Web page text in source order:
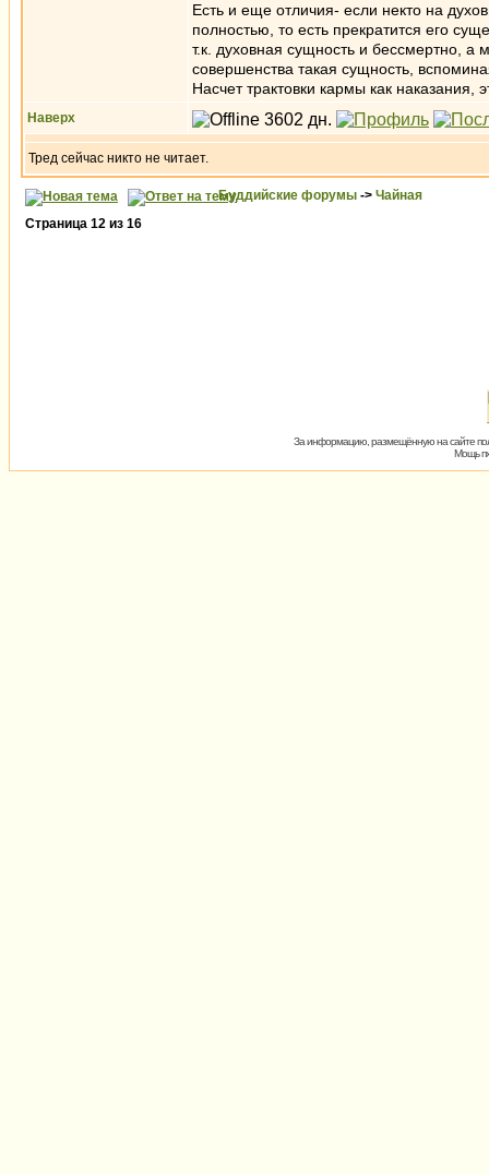
Есть и еще отличия- если некто на
полностью, то есть прекратится его
т.к. духовная сущность и бессмертно, а
совершенства такая сущность,
Насчет трактовки кармы как наказания,
Наверх
Тред сейчас никто не читает.
Буддийские форумы -> Чайная
Страница 12 из 16
За информацию, размещённую на сайте
Мощь